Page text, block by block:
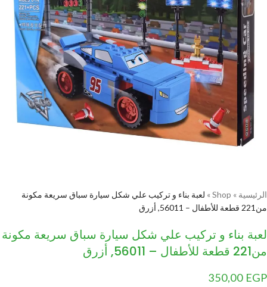
الرئيسية »
Shop
» لعبة بناء و تركيب علي شكل سيارة سباق سريعة مكونة
من221 قطعة للأطفال – 56011, أزرق
لعبة بناء و تركيب علي شكل سيارة سباق سريعة مكونة
من221 قطعة للأطفال – 56011, أزرق
350,00 EGP